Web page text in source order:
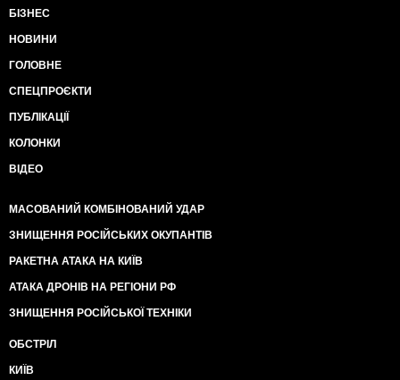
БІЗНЕС
НОВИНИ
ГОЛОВНЕ
СПЕЦПРОЄКТИ
ПУБЛІКАЦІЇ
КОЛОНКИ
ВІДЕО
МАСОВАНИЙ КОМБІНОВАНИЙ УДАР
ЗНИЩЕННЯ РОСІЙСЬКИХ ОКУПАНТІВ
РАКЕТНА АТАКА НА КИЇВ
АТАКА ДРОНІВ НА РЕГІОНИ РФ
ЗНИЩЕННЯ РОСІЙСЬКОЇ ТЕХНІКИ
ОБСТРІЛ
КИЇВ